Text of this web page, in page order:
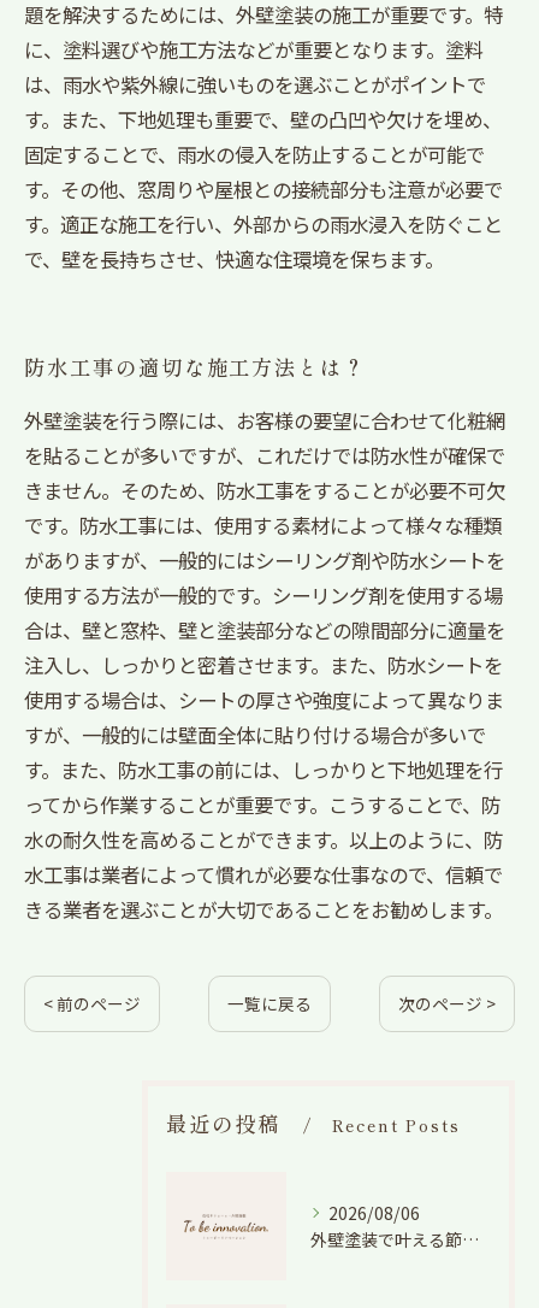
題を解決するためには、外壁塗装の施工が重要です。特
に、塗料選びや施工方法などが重要となります。塗料
は、雨水や紫外線に強いものを選ぶことがポイントで
す。また、下地処理も重要で、壁の凸凹や欠けを埋め、
固定することで、雨水の侵入を防止することが可能で
す。その他、窓周りや屋根との接続部分も注意が必要で
す。適正な施工を行い、外部からの雨水浸入を防ぐこと
で、壁を長持ちさせ、快適な住環境を保ちます。
防水工事の適切な施工方法とは？
外壁塗装を行う際には、お客様の要望に合わせて化粧網
を貼ることが多いですが、これだけでは防水性が確保で
きません。そのため、防水工事をすることが必要不可欠
です。防水工事には、使用する素材によって様々な種類
がありますが、一般的にはシーリング剤や防水シートを
使用する方法が一般的です。シーリング剤を使用する場
合は、壁と窓枠、壁と塗装部分などの隙間部分に適量を
注入し、しっかりと密着させます。また、防水シートを
使用する場合は、シートの厚さや強度によって異なりま
すが、一般的には壁面全体に貼り付ける場合が多いで
す。また、防水工事の前には、しっかりと下地処理を行
ってから作業することが重要です。こうすることで、防
水の耐久性を高めることができます。以上のように、防
水工事は業者によって慣れが必要な仕事なので、信頼で
きる業者を選ぶことが大切であることをお勧めします。
< 前のページ 一覧に戻る 次のページ >
最近の投稿 Recent Posts
2026/08/06
外壁塗装で叶える節電効果と愛知県の相場や色選びのポイントを徹底解説